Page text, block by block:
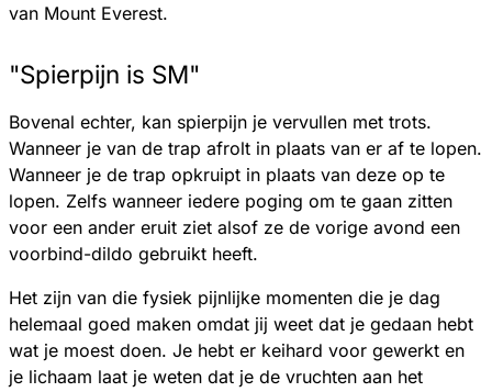
van Mount Everest.
"Spierpijn is SM"
Bovenal echter, kan spierpijn je vervullen met trots.
Wanneer je van de trap afrolt in plaats van er af te lopen.
Wanneer je de trap opkruipt in plaats van deze op te
lopen. Zelfs wanneer iedere poging om te gaan zitten
voor een ander eruit ziet alsof ze de vorige avond een
voorbind-dildo gebruikt heeft.
Het zijn van die fysiek pijnlijke momenten die je dag
helemaal goed maken omdat jij weet dat je gedaan hebt
wat je moest doen. Je hebt er keihard voor gewerkt en
je lichaam laat je weten dat je de vruchten aan het